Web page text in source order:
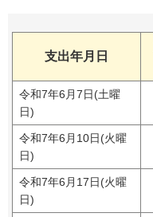
支出年月日
令和7年6月7日(土曜
日)
令和7年6月10日(火曜
日)
令和7年6月17日(火曜
日)